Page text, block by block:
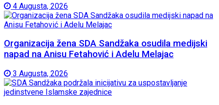
4 Augusta, 2026
Organizacija žena SDA Sandžaka osudila medijski
napad na Anisu Fetahović i Adelu Melajac
3 Augusta, 2026